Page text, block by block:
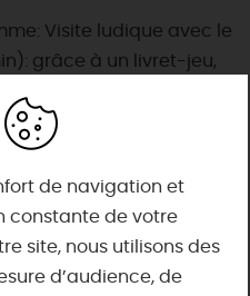
Visite ludique avec le
grâce à un livret-jeu,
SUR-LOIRE
de navigation et
constante de votre
site, nous utilisons des
d’audience, de